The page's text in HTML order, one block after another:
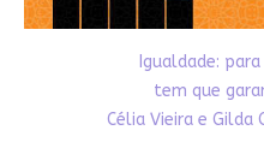
Igualdade:
tem que
Célia Vieira e Gilda